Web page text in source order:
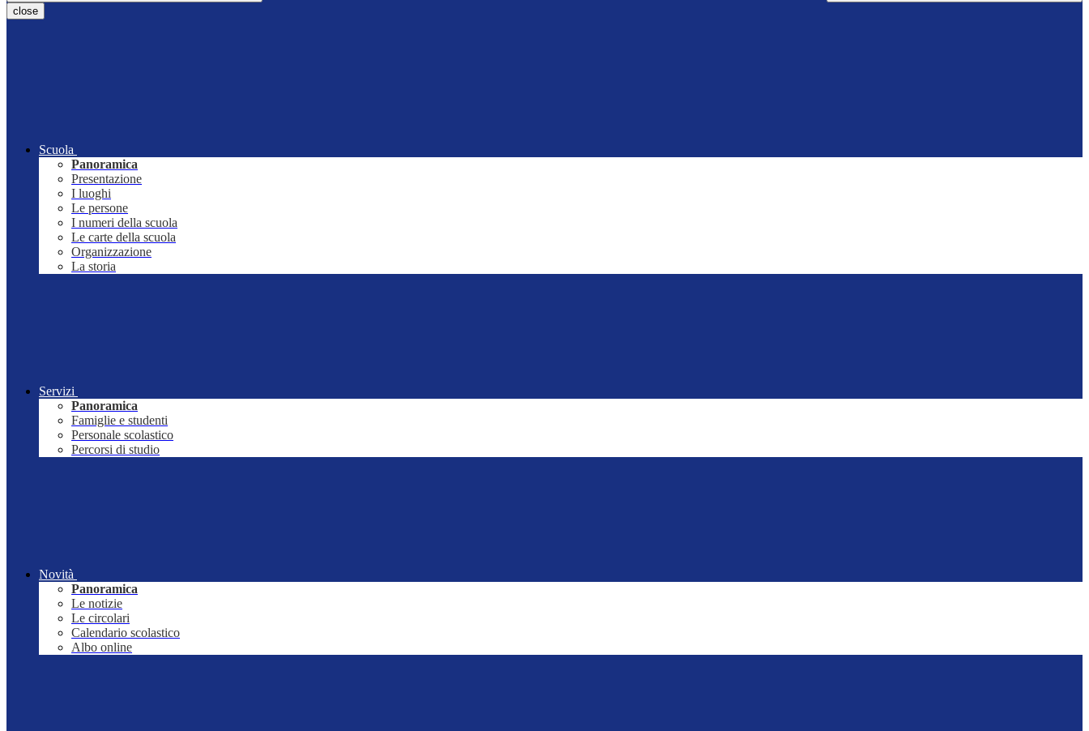
close
Scuola
Panoramica
Presentazione
I luoghi
Le persone
I numeri della scuola
Le carte della scuola
Organizzazione
La storia
Servizi
Panoramica
Famiglie e studenti
Personale scolastico
Percorsi di studio
Novità
Panoramica
Le notizie
Le circolari
Calendario scolastico
Albo online